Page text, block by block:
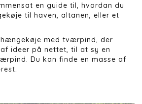
en guide til, hvordan du
til haven, altanen, eller et
med tværpind, der
ideer på nettet, til at sy en
Du kan finde en masse af
.